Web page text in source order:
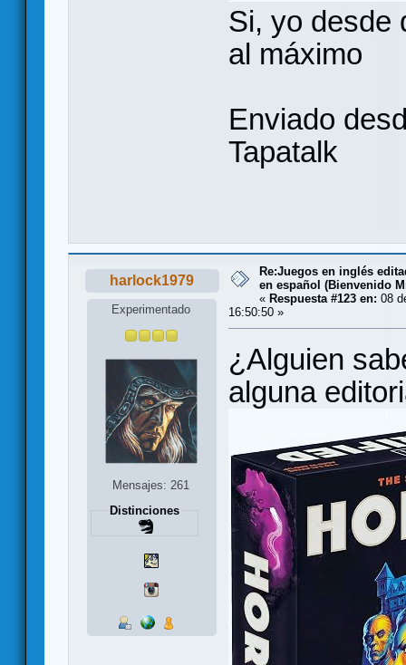
Si, yo desde
al máximo
Enviado
Tapatalk
harlock1979
Experimentado
Mensajes: 261
Distinciones
Re:Juegos en inglés
en español (Bienvenido
« Respuesta #123 en: 08
16:50:50 »
¿Alguien
alguna